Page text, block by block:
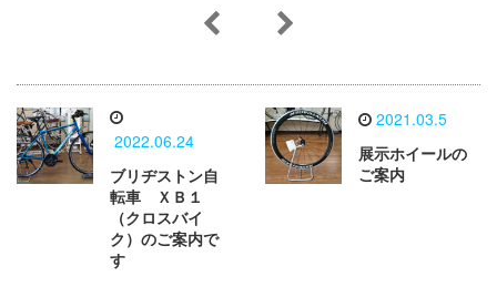
2022.06.24
ブリヂストン自
転車 ＸＢ１
（クロスバイ
ク）のご案内で
す
2021.03.5
展示ホイールの
ご案内